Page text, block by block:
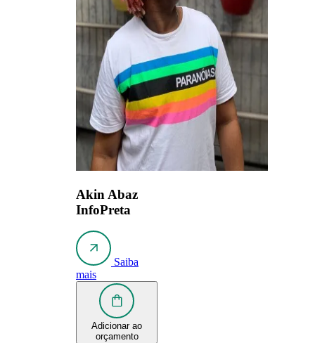
Akin Abaz
InfoPreta
Saiba
mais
Adicionar ao
orçamento